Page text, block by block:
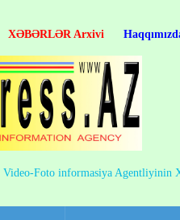
XƏBƏRLƏR Arxivi
Video-Foto informasiya Agentliyinin